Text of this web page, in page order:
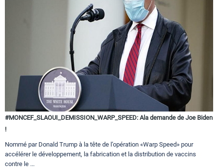
#MONCEF_SLAOUI_DEMISSION_WARP_SPEED: Ala demande de Joe Biden
!
Nommé par Donald Trump à la tête de l’opération «Warp Speed» pour
accélérer le développement, la fabrication et la distribution de vaccins
contre le ...